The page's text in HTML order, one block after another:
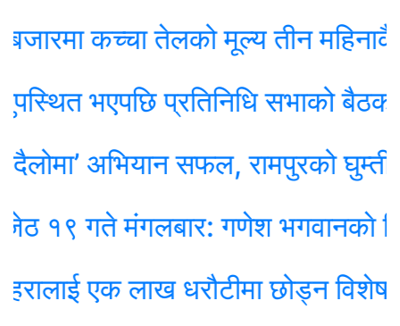
कच्चा तेलको मूल्य तीन महिनाकै न्यून
भएपछि प्रतिनिधि सभाको बैठक
अभियान सफल, रामपुरको घुम्ती
मंगलबार: गणेश भगवानकाे दिन,
एक लाख धरौटीमा छोड्न विशेष